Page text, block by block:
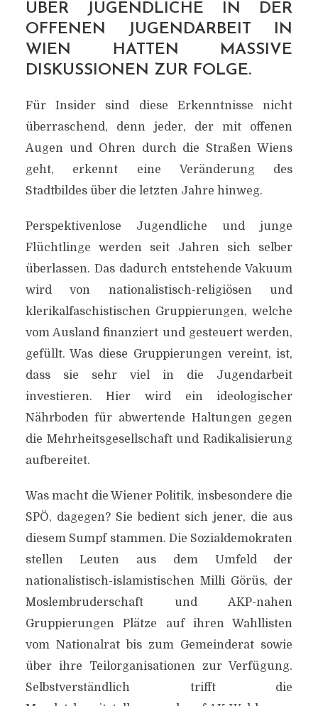
ÜBER JUGENDLICHE IN DER
OFFENEN JUGENDARBEIT IN
WIEN HATTEN MASSIVE
DISKUSSIONEN ZUR FOLGE.
Für Insider sind diese Erkenntnisse nicht
überraschend, denn jeder, der mit offenen
Augen und Ohren durch die Straßen Wiens
geht, erkennt eine Veränderung des
Stadtbildes über die letzten Jahre hinweg.
Perspektivenlose Jugendliche und junge
Flüchtlinge werden seit Jahren sich selber
überlassen. Das dadurch entstehende Vakuum
wird von nationalistisch-religiösen und
klerikalfaschistischen Gruppierungen, welche
vom Ausland finanziert und gesteuert werden,
gefüllt. Was diese Gruppierungen vereint, ist,
dass sie sehr viel in die Jugendarbeit
investieren. Hier wird ein ideologischer
Nährboden für abwertende Haltungen gegen
die Mehrheitsgesellschaft und Radikalisierung
aufbereitet.
Was macht die Wiener Politik, insbesondere die
SPÖ, dagegen? Sie bedient sich jener, die aus
diesem Sumpf stammen. Die Sozialdemokraten
stellen Leuten aus dem Umfeld der
nationalistisch-islamistischen Milli Görüs, der
Moslembruderschaft und AKP-nahen
Gruppierungen Plätze auf ihren Wahllisten
vom Nationalrat bis zum Gemeinderat sowie
über ihre Teilorganisationen zur Verfügung.
Selbstverständlich trifft die